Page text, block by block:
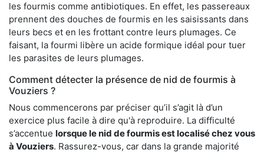
les fourmis comme antibiotiques. En effet, les passereaux
prennent des douches de fourmis en les saisissants dans
leurs becs et en les frottant contre leurs plumages. Ce
faisant, la fourmi libère un acide formique idéal pour tuer
les parasites de leurs plumages.
Comment détecter la présence de nid de fourmis à
Vouziers ?
Nous commencerons par préciser qu’il s’agit là d’un
exercice plus facile à dire qu'à reproduire. La difficulté
s’accentue lorsque le nid de fourmis est localisé chez vous
à Vouziers. Rassurez-vous, car dans la grande majorité